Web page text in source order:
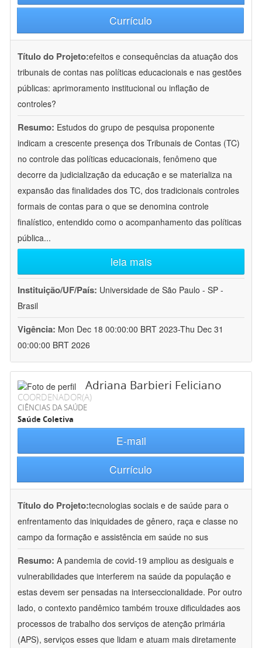
Currículo
Título do Projeto:efeitos e consequências da atuação dos
tribunais de contas nas políticas educacionais e nas gestões
públicas: aprimoramento institucional ou inflação de
controles?
Resumo: Estudos do grupo de pesquisa proponente
indicam a crescente presença dos Tribunais de Contas (TC)
no controle das políticas educacionais, fenômeno que
decorre da judicialização da educação e se materializa na
expansão das finalidades dos TC, dos tradicionais controles
formais de contas para o que se denomina controle
finalístico, entendido como o acompanhamento das políticas
pública...
leia mais
Instituição/UF/País: Universidade de São Paulo - SP -
Brasil
Vigência: Mon Dec 18 00:00:00 BRT 2023-Thu Dec 31
00:00:00 BRT 2026
Adriana Barbieri Feliciano
COORDENADOR(A)
CIÊNCIAS DA SAÚDE
Saúde Coletiva
E-mail
Currículo
Título do Projeto:tecnologias sociais e de saúde para o
enfrentamento das iniquidades de gênero, raça e classe no
campo da formação e assistência em saúde no sus
Resumo: A pandemia de covid-19 ampliou as desiguais e
vulnerabilidades que interferem na saúde da população e
estas devem ser pensadas na interseccionalidade. Por outro
lado, o contexto pandêmico também trouxe dificuldades aos
processos de trabalho dos serviços de atenção primária
(APS), serviços esses que lidam e atuam mais diretamente